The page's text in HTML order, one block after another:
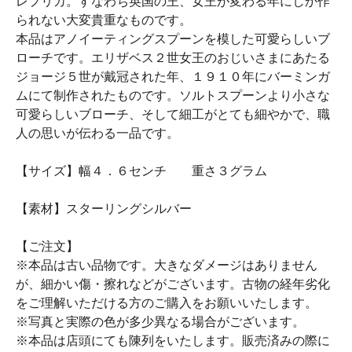
られない大変貴重なものです。
本品はアノイーティングスプーンを模した可愛らしいブ
ローチです。エリザベス２世女王のおじいさまにあたる
ジョージ５世が戴冠された年、１９１０年にバーミンガ
ムにて制作されたものです。ソルトスプーンより小さな
可愛らしいブローチ、そして細工がとても細やかで、職
人の思いが伝わる一品です。
【サイズ】幅４．６センチ 重さ３グラム
【素材】スターリングシルバー
【ご注文】
※本品は古い品物です。大きなダメージはありません
が、細かい傷・擦れなどがございます。古物の経年劣化
をご理解いただける方のご購入をお願いいたします。
※写真と実際の色が多少異なる場合がございます。
※本品は店頭にても陳列をいたします。販売済みの際に